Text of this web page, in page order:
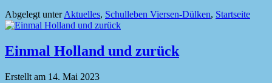
Abgelegt unterAktuelles, Schulleben Viersen-Dülken, Startseite
Einmal Holland und zurück
Erstellt am 14. Mai 2023